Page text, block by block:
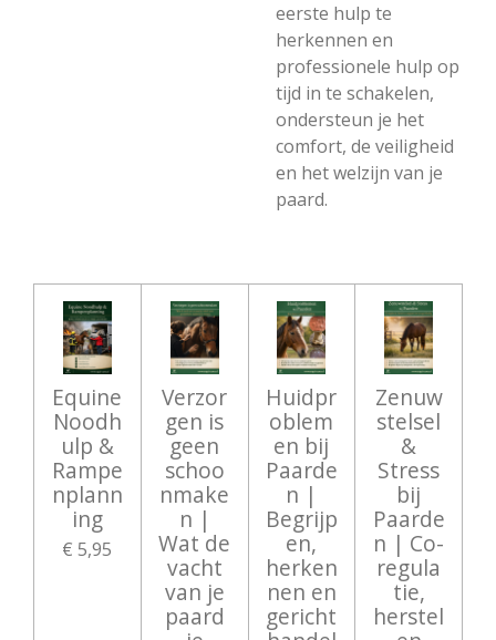
eerste hulp te
herkennen en
professionele hulp op
tijd in te schakelen,
ondersteun je het
comfort, de veiligheid
en het welzijn van je
paard.
Equine
Noodh
ulp &
Rampe
nplann
ing
€ 5,95
Verzor
gen is
geen
schoo
nmake
n |
Wat de
vacht
van je
paard
Huidpr
oblem
en bij
Paarde
n |
Begrijp
en,
herken
nen en
gericht
Zenuw
stelsel
&
Stress
bij
Paarde
n | Co-
regula
tie,
herstel